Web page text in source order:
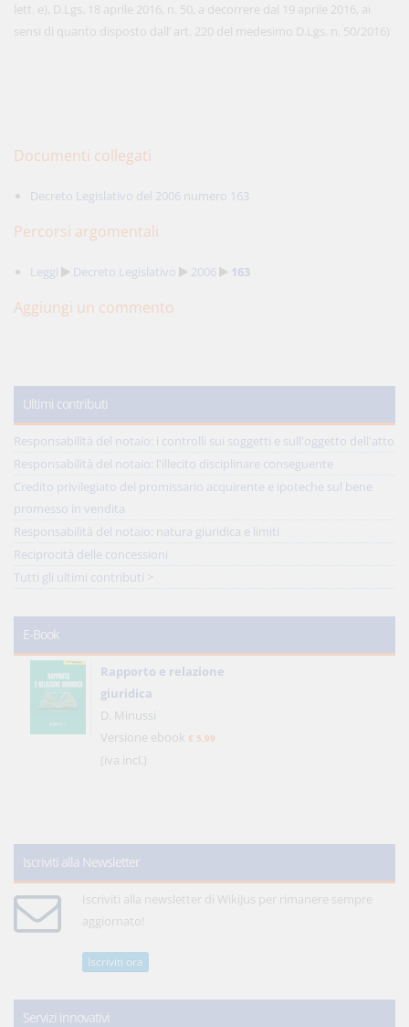
lett. e), D.Lgs. 18 aprile 2016, n. 50, a decorrere dal 19 aprile 2016, ai
sensi di quanto disposto dall’ art. 220 del medesimo D.Lgs. n. 50/2016)
Documenti collegati
Decreto Legislativo del 2006 numero 163
Percorsi argomentali
Leggi Decreto Legislativo 2006 163
Aggiungi un commento
Ultimi contributi
Responsabilità del notaio: i controlli sui soggetti e sull'oggetto dell'atto
Responsabilità del notaio: l'illecito disciplinare conseguente
Credito privilegiato del promissario acquirente e ipoteche sul bene
promesso in vendita
Responsabilità del notaio: natura giuridica e limiti
Reciprocità delle concessioni
Tutti gli ultimi contributi >
E-Book
Rapporto e relazione
giuridica
D. Minussi
Versione ebook € 5,99
(iva incl.)
Iscriviti alla Newsletter
Iscriviti alla newsletter di WikiJus per rimanere sempre
aggiornato!
Iscriviti ora
Servizi innovativi